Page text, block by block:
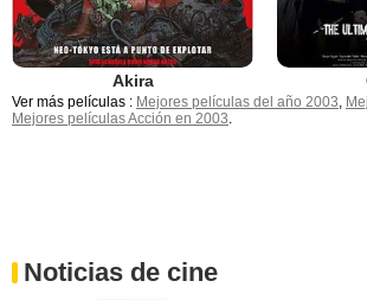
Akira
Ver más películas : Mejores películas del año 2003,
Mejores películas Acción en 2003.
Noticias de cine